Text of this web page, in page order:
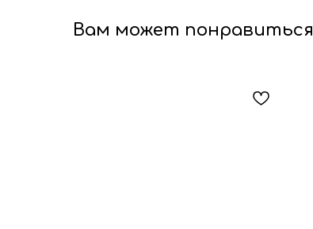
Вам может понравиться